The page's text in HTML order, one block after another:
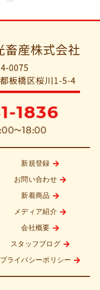
新規登録
お問い合わせ
新着商品
メディア紹介
会社概要
スタッフブログ
プライバシーポリシー